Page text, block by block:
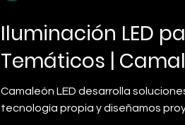
Iluminación LED
Temáticos |
Camaleón LED desarrolla
tecnología propia y diseñamos